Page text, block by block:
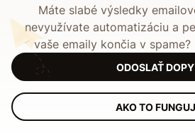
Máte slabé výsledky
nevyužívate automatizáciu a
vaše emaily končia v spame?
ODOSLAŤ
AKO TO